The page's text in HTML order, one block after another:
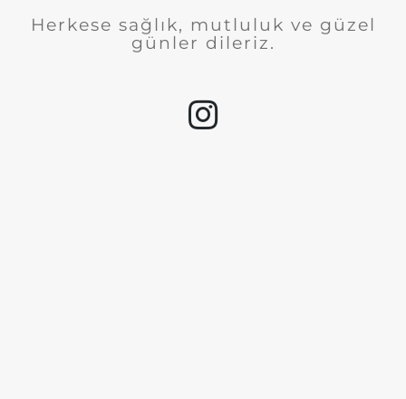
Herkese sağlık, mutluluk ve güzel
günler dileriz.